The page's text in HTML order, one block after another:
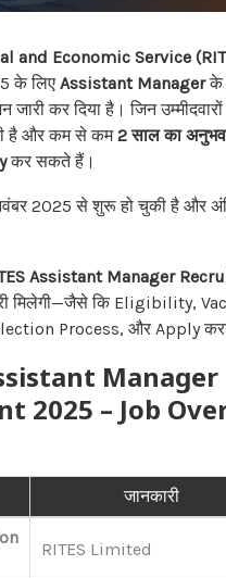
and Economic Service
के लिए Assistant Managerके
जारी कर दिया है। जिन
है और कम से कम2 साल का अनुभव
कर सकते हैं।
2025 से शुरू हो चुकी है और
Assistant Manager
मिलेगी—जैसे कि Eligibility,
Process, और Apply
Manager
2025 – Job
जानकारी
RITES Limited